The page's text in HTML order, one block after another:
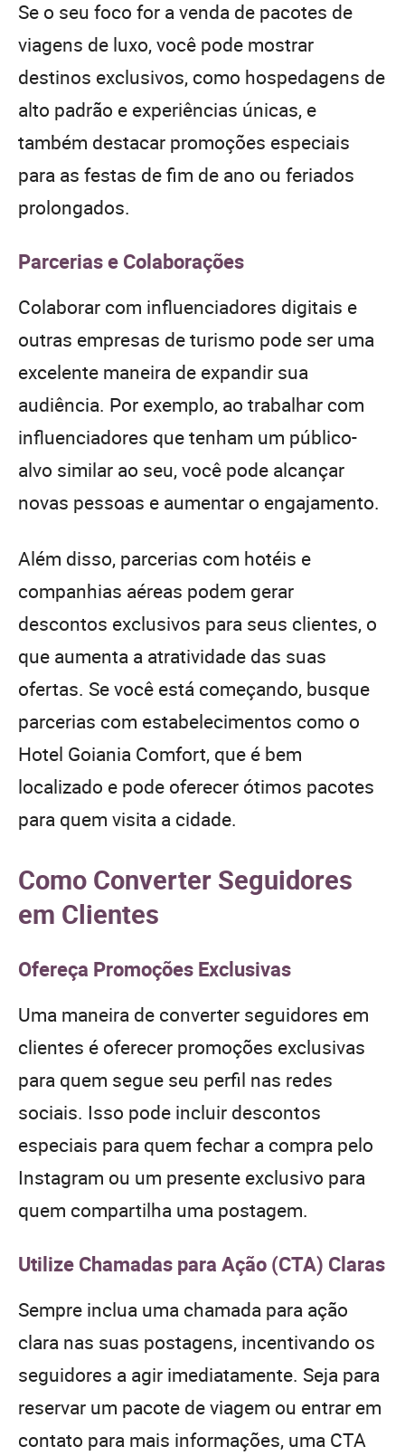
Se o seu foco for a venda de pacotes de
viagens de luxo, você pode mostrar
destinos exclusivos, como hospedagens de
alto padrão e experiências únicas, e
também destacar promoções especiais
para as festas de fim de ano ou feriados
prolongados.
Parcerias e Colaborações
Colaborar com influenciadores digitais e
outras empresas de turismo pode ser uma
excelente maneira de expandir sua
audiência. Por exemplo, ao trabalhar com
influenciadores que tenham um público-
alvo similar ao seu, você pode alcançar
novas pessoas e aumentar o engajamento.
Além disso, parcerias com hotéis e
companhias aéreas podem gerar
descontos exclusivos para seus clientes, o
que aumenta a atratividade das suas
ofertas. Se você está começando, busque
parcerias com estabelecimentos como o
Hotel Goiania Comfort, que é bem
localizado e pode oferecer ótimos pacotes
para quem visita a cidade.
Como Converter Seguidores
em Clientes
Ofereça Promoções Exclusivas
Uma maneira de converter seguidores em
clientes é oferecer promoções exclusivas
para quem segue seu perfil nas redes
sociais. Isso pode incluir descontos
especiais para quem fechar a compra pelo
Instagram ou um presente exclusivo para
quem compartilha uma postagem.
Utilize Chamadas para Ação (CTA) Claras
Sempre inclua uma chamada para ação
clara nas suas postagens, incentivando os
seguidores a agir imediatamente. Seja para
reservar um pacote de viagem ou entrar em
contato para mais informações, uma CTA